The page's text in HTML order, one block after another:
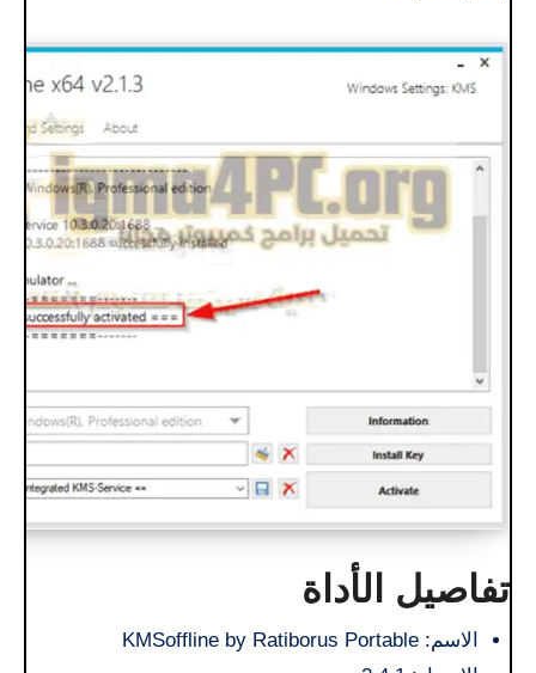
تفاصيل الأداة
الاسم: KMSoffline by Ratiborus Portable